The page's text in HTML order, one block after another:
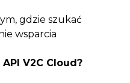
gdzie szukać
wsparcia
V2C Cloud?